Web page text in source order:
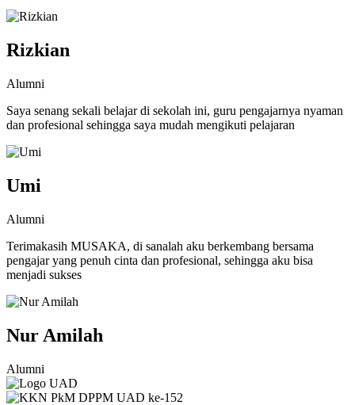
Rizkian
Alumni
Saya senang sekali belajar di sekolah ini, guru pengajarnya nyaman
dan profesional sehingga saya mudah mengikuti pelajaran
Umi
Alumni
Terimakasih MUSAKA, di sanalah aku berkembang bersama
pengajar yang penuh cinta dan profesional, sehingga aku bisa
menjadi sukses
Nur Amilah
Alumni